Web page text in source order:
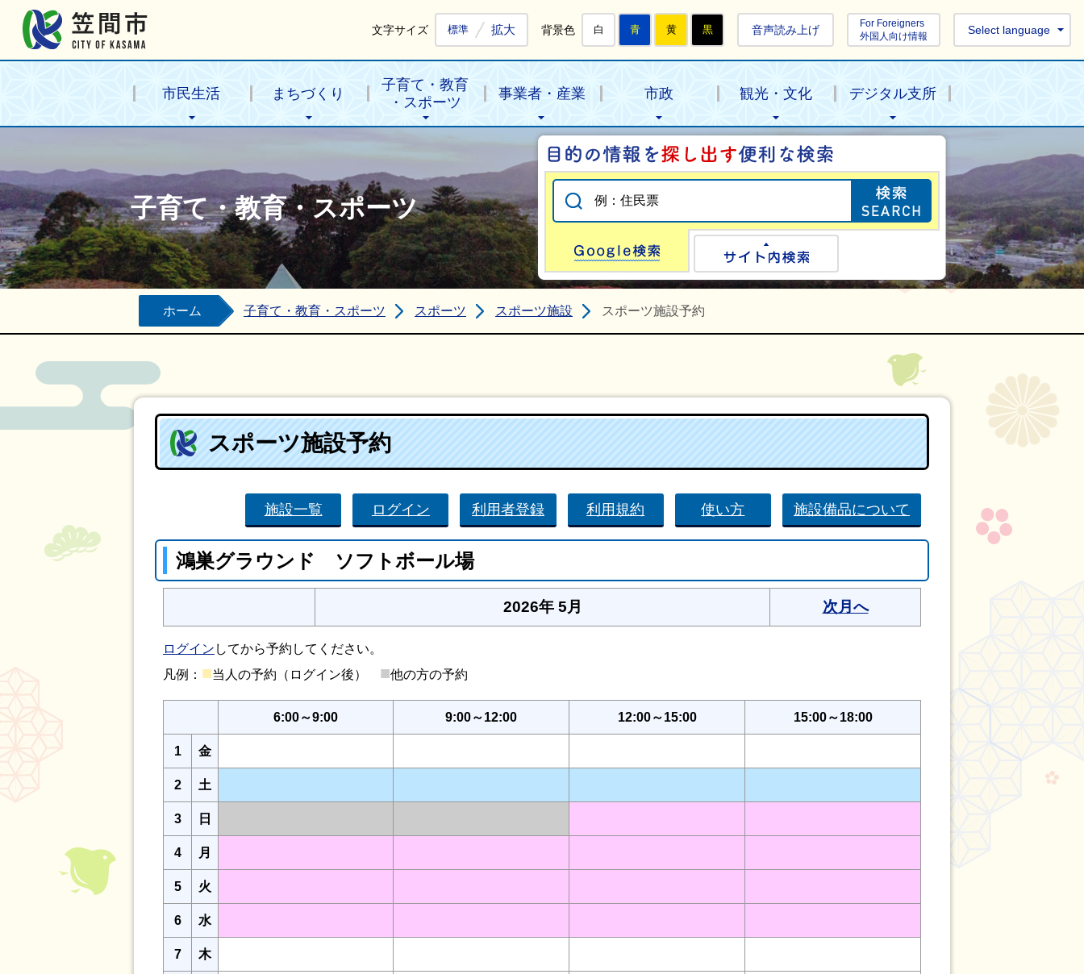
文字サイズ 標準 拡大 背景色 白 青 黄 黒 音声読み上げ
For Foreigners
外国人向け情報
Select language
市民生活 まちづくり
子育て・教育
・スポーツ
事業者・産業 市政 観光・文化 デジタル支所
子育て・教育・スポーツ
目的の情報を探
Google検索
ホーム 子育て・教育・スポーツ スポーツ スポーツ施設 スポーツ施設予約
スポーツ施設予約
施設一覧 ログイン 利用者登録 利用規約 使い方 施設備品について
鴻巣グラウンド ソフトボール場
2026年 5月 次月へ
ログイン してから予約してください。
凡例： ■当人の予約（ログイン後） ■他の方の予約
6:00～9:00 9:00～12:00 12:00～15:00 15:00～18:00
1 金
2 土
3 日
4 月
5 火
6 水
7 木